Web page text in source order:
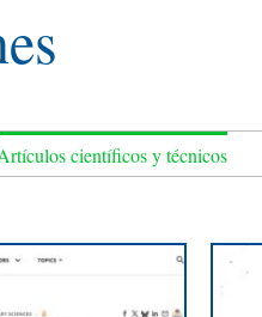
científicos y técnicos